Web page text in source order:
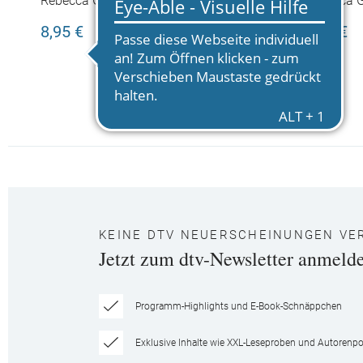
8,95 € 9,95 €
KEINE DTV NEUERSCHEINUNGEN
Jetzt zum dtv-Newsletter
Programm-Highlights und E-Book-Schnäppchen
Exklusive Inhalte wie XXL-Leseproben und